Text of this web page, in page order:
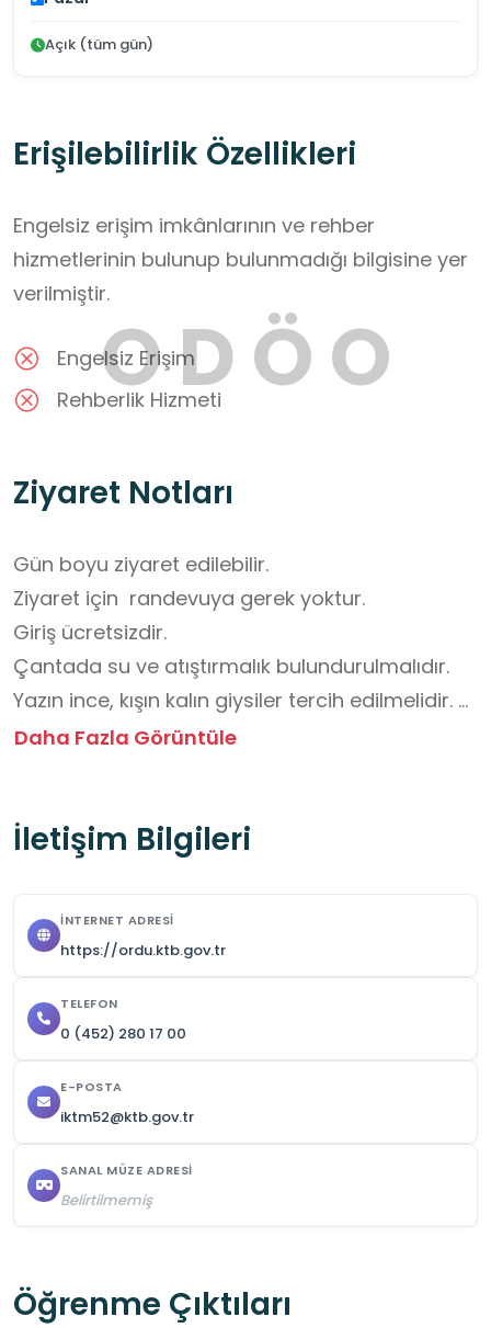
Açık (tüm gün)
Erişilebilirlik Özellikleri
Engelsiz erişim imkânlarının ve rehber
hizmetlerinin bulunup bulunmadığı bilgisine yer
verilmiştir.
Engelsiz Erişim
Rehberlik Hizmeti
Ziyaret Notları
Gün boyu ziyaret edilebilir.
Ziyaret için  randevuya gerek yoktur.
Giriş ücretsizdir.
Çantada su ve atıştırmalık bulundurulmalıdır.
Yazın ince, kışın kalın giysiler tercih edilmelidir.
Yürüyüş ayakkabısı giyilmesi uygundur.
Daha Fazla Görüntüle
İletişim Bilgileri
İNTERNET ADRESI
https://ordu.ktb.gov.tr
TELEFON
0 (452) 280 17 00
E-POSTA
iktm52@ktb.gov.tr
SANAL MÜZE ADRESI
Belirtilmemiş
Öğrenme Çıktıları